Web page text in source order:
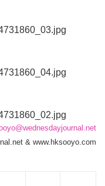
& www.hksooyo.com